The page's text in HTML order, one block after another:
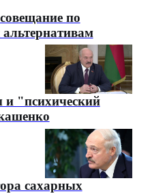
по
и "психический
сахарных